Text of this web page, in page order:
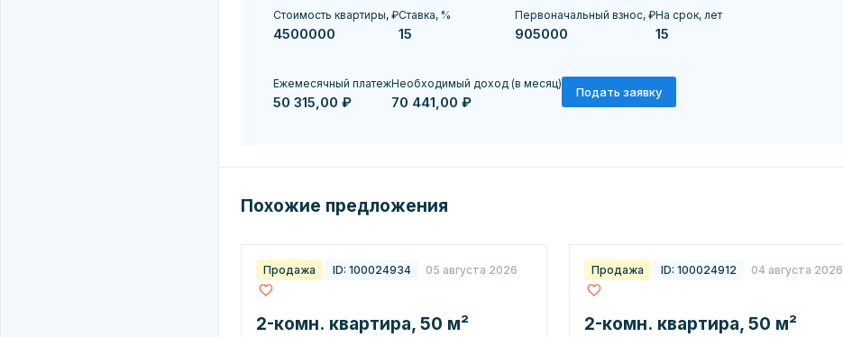
Стоимость квартиры, ₽Ставка, % Первоначальный взнос, ₽На срок, лет
Ежемесячный платеж
50 315,00 ₽
Необходимый доход (в месяц)
70 441,00 ₽
Подать заявку
Похожие предложения
Продажа ID: 100024934 05 августа 2026
2-комн. квартира, 50 м²
Продажа ID: 100024912 04 августа 2026
2-комн. квартира, 50 м²